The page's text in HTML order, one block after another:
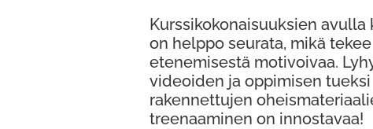
Kurssikokonaisuuksien avulla
on helppo seurata, mikä tekee
etenemisestä motivoivaa.
videoiden ja oppimisen tueksi
rakennettujen
treenaaminen on innostavaa!